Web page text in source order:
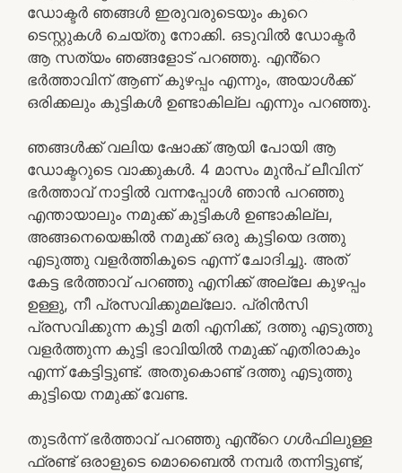
ഡോക്ടർ ഞങ്ങൾ ഇരുവരുടെയും കുറെ
ടെസ്റ്റുകൾ ചെയ്തു നോക്കി. ഒടുവിൽ ഡോക്ടർ
ആ സത്യം ഞങ്ങളോട് പറഞ്ഞു. എൻ്റെ
ഭർത്താവിന് ആണ് കുഴപ്പം എന്നും, അയാൾക്ക്
ഒരിക്കലും കുട്ടികൾ ഉണ്ടാകില്ല എന്നും പറഞ്ഞു.
ഞങ്ങൾക്ക് വലിയ ഷോക്ക് ആയി പോയി ആ
ഡോക്ടറുടെ വാക്കുകൾ. 4 മാസം മുൻപ് ലീവിന്
ഭർത്താവ് നാട്ടിൽ വന്നപ്പോൾ ഞാൻ പറഞ്ഞു
എന്തായാലും നമുക്ക് കുട്ടികൾ ഉണ്ടാകില്ല,
അങ്ങനെയെങ്കിൽ നമുക്ക് ഒരു കുട്ടിയെ ദത്തു
എടുത്തു വളർത്തികൂടെ എന്ന് ചോദിച്ചു. അത്
കേട്ട ഭർത്താവ് പറഞ്ഞു എനിക്ക് അല്ലേ കുഴപ്പം
ഉള്ളു, നീ പ്രസവിക്കുമല്ലോ. പ്രിൻസി
പ്രസവിക്കുന്ന കുട്ടി മതി എനിക്ക്, ദത്തു എടുത്തു
വളർത്തുന്ന കുട്ടി ഭാവിയിൽ നമുക്ക് എതിരാകും
എന്ന് കേട്ടിട്ടുണ്ട്. അതുകൊണ്ട് ദത്തു എടുത്തു
കുട്ടിയെ നമുക്ക് വേണ്ട.
തുടർന്ന് ഭർത്താവ് പറഞ്ഞു എൻ്റെ ഗൾഫിലുള്ള
ഫ്രണ്ട് ഒരാളുടെ മൊബൈൽ നമ്പർ തന്നിട്ടുണ്ട്,